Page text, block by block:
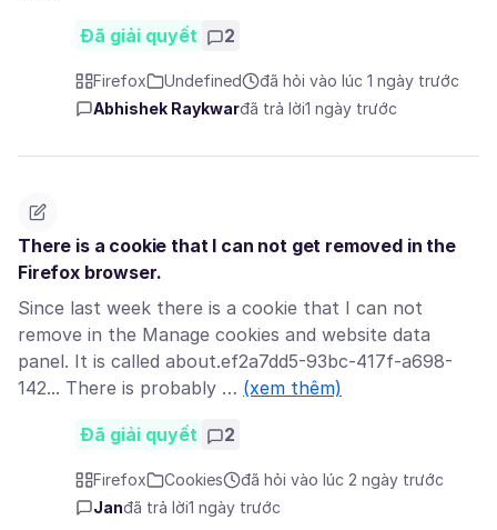
Đã giải quyết 2
Firefox Undefined
đã hỏi vào lúc 1 ngày trước
Abhishek Raykwarđã trả lời1 ngày trước
There is a cookie that I can not get removed in the
Firefox browser.
Since last week there is a cookie that I can not
remove in the Manage cookies and website data
panel. It is called about.ef2a7dd5-93bc-417f-a698-
142... There is probably … (xem thêm)
Đã giải quyết 2
Firefox Cookies
đã hỏi vào lúc 2 ngày trước
Janđã trả lời1 ngày trước